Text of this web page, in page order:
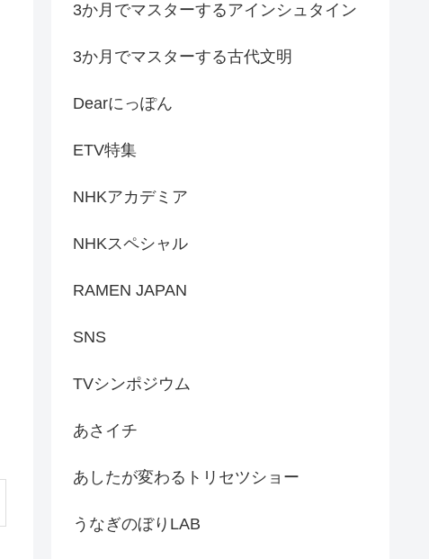
3か月でマスターするアインシュタイン
3か月でマスターする古代文明
Dearにっぽん
ETV特集
NHKアカデミア
NHKスペシャル
RAMEN JAPAN
SNS
TVシンポジウム
あさイチ
あしたが変わるトリセツショー
うなぎのぼりLAB